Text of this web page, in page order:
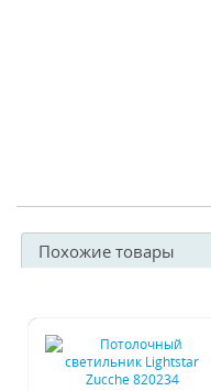
Похожие товары